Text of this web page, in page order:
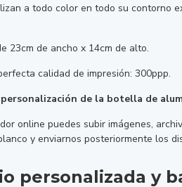
a todo color en todo su contorno
23cm de ancho x 14cm de alto.
calidad de impresión: 300ppp.
de la botella de
online puedes subir imágenes,
y enviarnos posteriormente los
personalizada y